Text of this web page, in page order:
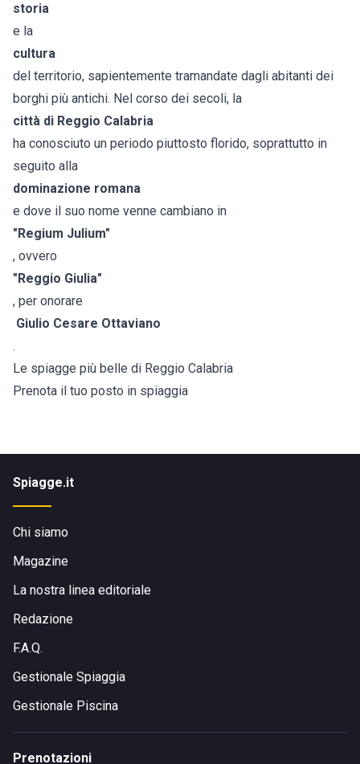
storia
e la
cultura
del territorio, sapientemente tramandate dagli abitanti dei
borghi più antichi. Nel corso dei secoli, la
città di Reggio Calabria
ha conosciuto un periodo piuttosto florido, soprattutto in
seguito alla
dominazione romana
e dove il suo nome venne cambiano in
"Regium Julium"
, ovvero
"Reggio Giulia"
, per onorare
Giulio Cesare Ottaviano
.
Le spiagge più belle di Reggio Calabria
Prenota il tuo posto in spiaggia
Spiagge.it
Chi siamo
Magazine
La nostra linea editoriale
Redazione
F.A.Q.
Gestionale Spiaggia
Gestionale Piscina
Prenotazioni